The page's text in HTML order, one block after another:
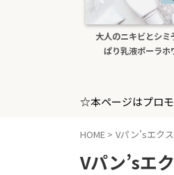
大人のニキビとシミ
ぱり乳液ポーラホ
☆本ページはプロ
HOME > Vパン’sエク
Vパン’sエ